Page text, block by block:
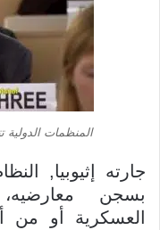
المنظمات الدولية
جارته إثيوبيا,
بسجن
العسكرية أو من